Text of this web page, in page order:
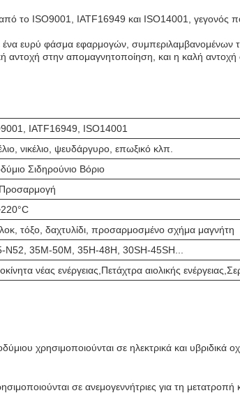
από το ISO9001, IATF16949 και ISO14001, γεγονός
ευρύ φάσμα εφαρμογών, συμπεριλαμβανομένων
στην απομαγνητοποίηση, και η καλή αντοχή
IATF16949, ISO14001
νικέλιο, ψευδάργυρο, επωξικό κλπ.
Σιδηρούνιο Βόριο
τόξο, δαχτυλίδι, προσαρμοσμένο σχήμα μαγνήτη
N52, 35M-50M, 35H-48H, 30SH-45SH...
νέας ενέργειας,Πετάχτρα αιολικής
χρησιμοποιούνται σε ηλεκτρικά και
σε ανεμογεννήτριες για τη μετατροπή